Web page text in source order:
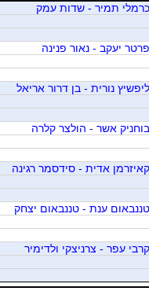
כרמלי תמיר - שדות עמק
פרטר יעקב - נאור פנינה
ליפשיץ נורית - בן דרור אריאל
בוחניק אשר - הולצר קלרה
קאיזרמן אדית - סידסמר רגינה
טננבאום ענת - טננבאום יצחק
קרבי עפר - צרניצקי ולדימיר